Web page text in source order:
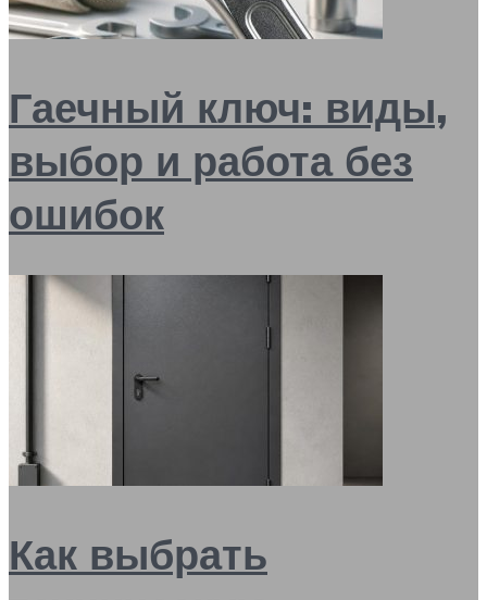
Гаечный ключ: виды,
выбор и работа без
ошибок
Как выбрать